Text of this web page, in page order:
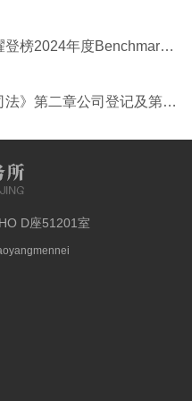
英舜动态 || 英舜律师事务所荣耀登榜2024年度Benchmark Litigation商业纠纷领域值得关注律师事务所
英舜动态丨丨我所针对新《公司法》第二章公司登记及第三章有限责任公司的设立和组织机构的解读组织第十期内部培训
D座51201室